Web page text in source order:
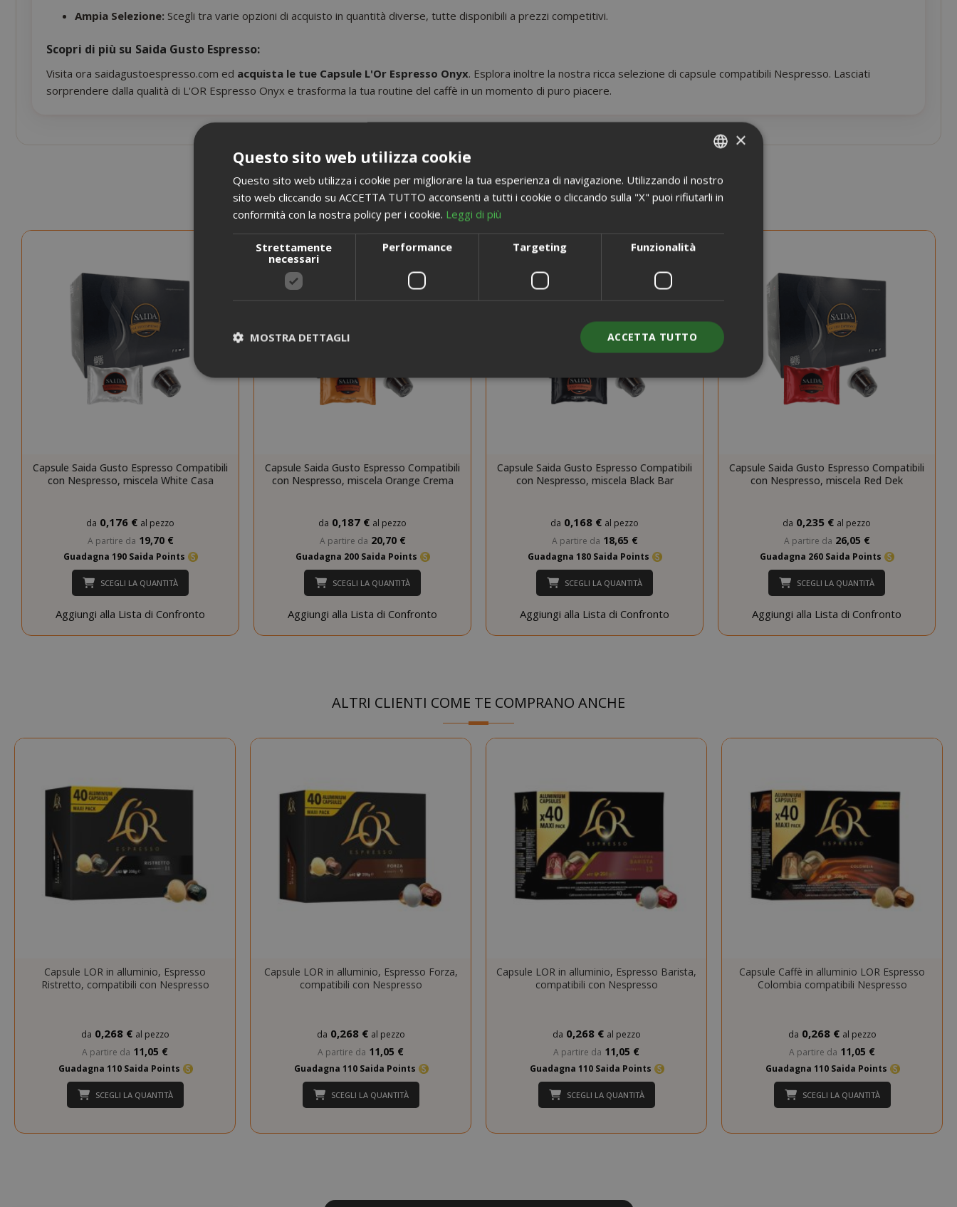
Ampia Selezione: Scegli tra varie opzioni di acquisto in quantità diverse, tutte disponibili a prezzi competitivi.
Scopri di più su Saida Gusto Espresso:
Visita ora saidagustoespresso.com ed acquista le tue Capsule L'Or Espresso Onyx. Esplora inoltre la nostra ricca selezione di capsule compatibili Nespresso. Lasciati
sorprendere dalla qualità di L'OR Espresso Onyx e trasforma la tua routine del caffè in un momento di puro piacere.
POTREBBE INTERESSARTI ANCHE...
Capsule Saida Gusto Espresso Compatibili
con Nespresso, miscela White Casa
da 0,176 € al pezzo
A partire da 19,70 €
Guadagna 190 Saida Points
SCEGLI LA QUANTITÀ
Aggiungi alla Lista di Confronto
Capsule Saida Gusto Espresso Compatibili
con Nespresso, miscela Orange Crema
da 0,187 € al pezzo
A partire da 20,70 €
Guadagna 200 Saida Points
SCEGLI LA QUANTITÀ
Aggiungi alla Lista di Confronto
Capsule Saida Gusto Espresso Compatibili
con Nespresso, miscela Black Bar
da 0,168 € al pezzo
A partire da 18,65 €
Guadagna 180 Saida Points
SCEGLI LA QUANTITÀ
Aggiungi alla Lista di Confronto
Capsule Saida Gusto Espresso Compatibili
con Nespresso, miscela Red Dek
da 0,235 € al pezzo
A partire da 26,05 €
Guadagna 260 Saida Points
SCEGLI LA QUANTITÀ
Aggiungi alla Lista di Confronto
ALTRI CLIENTI COME TE COMPRANO ANCHE
Capsule LOR in alluminio, Espresso
Ristretto, compatibili con Nespresso
da 0,268 € al pezzo
A partire da 11,05 €
Guadagna 110 Saida Points
SCEGLI LA QUANTITÀ
Capsule LOR in alluminio, Espresso Forza,
compatibili con Nespresso
da 0,268 € al pezzo
A partire da 11,05 €
Guadagna 110 Saida Points
SCEGLI LA QUANTITÀ
Capsule LOR in alluminio, Espresso Barista,
compatibili con Nespresso
da 0,268 € al pezzo
A partire da 11,05 €
Guadagna 110 Saida Points
SCEGLI LA QUANTITÀ
Capsule Caffè in alluminio LOR Espresso
Colombia compatibili Nespresso
da 0,268 € al pezzo
A partire da 11,05 €
Guadagna 110 Saida Points
SCEGLI LA QUANTITÀ
ITALIAN
ENGLISH
×
Questo sito web utilizza cookie
Questo sito web utilizza i cookie per migliorare la tua esperienza di navigazione. Utilizzando il nostro
sito web cliccando su ACCETTA TUTTO acconsenti a tutti i cookie o cliccando sulla "X" puoi rifiutarli in
conformità con la nostra policy per i cookie. Leggi di più
Strettamente
necessari
Performance Targeting Funzionalità
ACCETTA TUTTO
MOSTRA DETTAGLI
Strettamente necessari Targeting Funzionalità
strettamente necessari.
PROVIDER / DOMINIO
per la gestione
2 giorni
ricordare le
SADEVSESSID
59 minuti
imposta un
cookie
mage-cache-sessid
www.saidagustoespresso.com
59 minuti
55 secondi
della memoria